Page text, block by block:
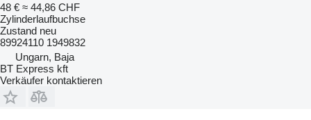
48 € ≈ 44,86 CHF
Zylinderlaufbuchse
Zustand neu
89924110 1949832
Ungarn, Baja
BT Express kft
Verkäufer kontaktieren